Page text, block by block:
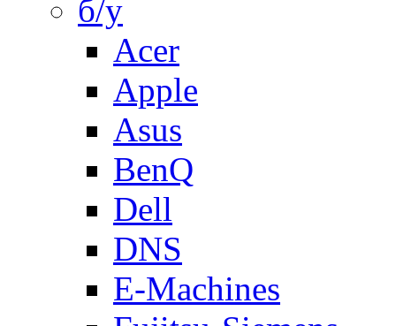
б/у
Acer
Apple
Asus
BenQ
Dell
DNS
E-Machines